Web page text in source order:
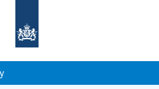
homepage